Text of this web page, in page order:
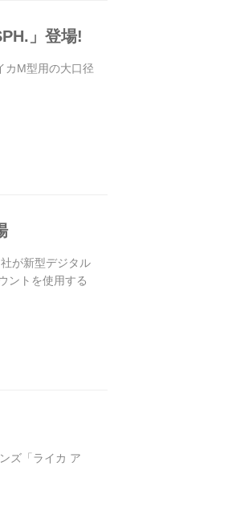
」登場!
カM型用の大口径
が新型デジタル
ントを使用する
ズ「ライカ ア